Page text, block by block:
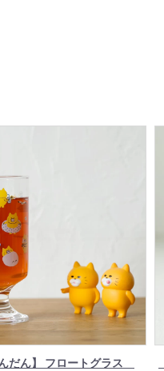
だん】 フロートグラス